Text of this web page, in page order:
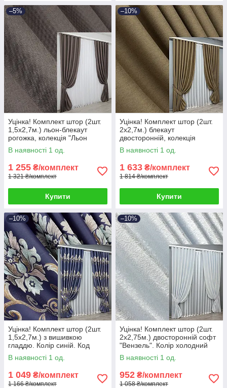
–5%
Уцінка! Комплект штор (2шт.
1,5х2,7м.) льон-блекаут
рогожка, колекція "Льон
Мішковина". Колір сіро-
коричневий. Код 1160ш 38-
В наявності 1 од.
1 255 ₴/комплект
1 321 ₴/комплект
Купити
–10%
Уцінка! Комплект штор (2шт.
2х2,7м.) блекаут
двосторонній, колекція
"Eclipse". Колір мигдальний.
Код 1795ш 38-318
В наявності 1 од.
1 633 ₴/комплект
1 814 ₴/комплект
Купити
–10%
Уцінка! Комплект штор (2шт.
1,5х2,7м.) з вишивкою
гладдю. Колір синій. Код
2053ш 38-337
В наявності 1 од.
1 049 ₴/комплект
1 166 ₴/комплект
–10%
Уцінка! Комплект штор (2шт.
2х2,75м.) двосторонній софт
"Вензель". Колір холодний
білий. Код 2042ш 38-338
В наявності 1 од.
952 ₴/комплект
1 058 ₴/комплект